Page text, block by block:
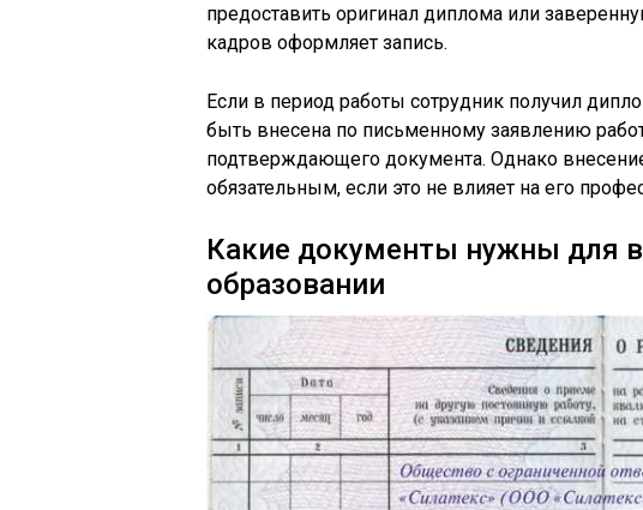
предоставить оригинал диплома или
кадров оформляет запись.
Если в период работы сотрудник получил
быть внесена по письменному заявлению
подтверждающего документа. Однако
обязательным, если это не влияет на его
Какие документы нужны для
образовании